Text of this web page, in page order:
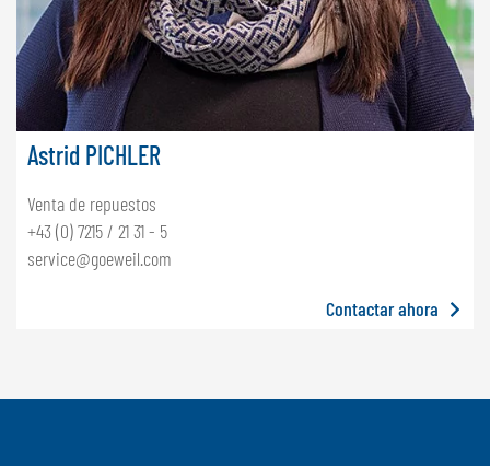
Astrid PICHLER
Venta de repuestos
+43 (0) 7215 / 21 31 - 5
service@goeweil.com
Contactar ahora